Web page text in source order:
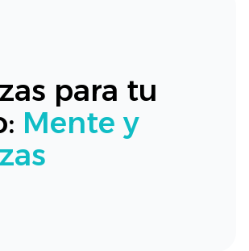
para tu
Mente y